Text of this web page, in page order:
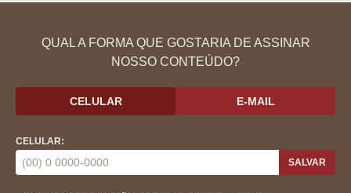
QUAL A FORMA QUE GOSTARIA DE ASSINAR
NOSSO CONTEÚDO?
CELULAR E-MAIL
CELULAR:
SALVAR